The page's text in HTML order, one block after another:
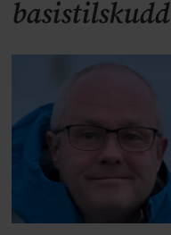
basistilskudd